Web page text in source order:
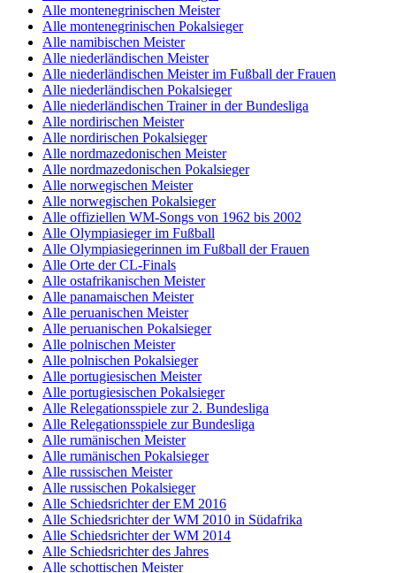
Alle montenegrinischen Meister
Alle montenegrinischen Pokalsieger
Alle namibischen Meister
Alle niederländischen Meister
Alle niederländischen Meister im Fußball der Frauen
Alle niederländischen Pokalsieger
Alle niederländischen Trainer in der Bundesliga
Alle nordirischen Meister
Alle nordirischen Pokalsieger
Alle nordmazedonischen Meister
Alle nordmazedonischen Pokalsieger
Alle norwegischen Meister
Alle norwegischen Pokalsieger
Alle offiziellen WM-Songs von 1962 bis 2002
Alle Olympiasieger im Fußball
Alle Olympiasiegerinnen im Fußball der Frauen
Alle Orte der CL-Finals
Alle ostafrikanischen Meister
Alle panamaischen Meister
Alle peruanischen Meister
Alle peruanischen Pokalsieger
Alle polnischen Meister
Alle polnischen Pokalsieger
Alle portugiesischen Meister
Alle portugiesischen Pokalsieger
Alle Relegationsspiele zur 2. Bundesliga
Alle Relegationsspiele zur Bundesliga
Alle rumänischen Meister
Alle rumänischen Pokalsieger
Alle russischen Meister
Alle russischen Pokalsieger
Alle Schiedsrichter der EM 2016
Alle Schiedsrichter der WM 2010 in Südafrika
Alle Schiedsrichter der WM 2014
Alle Schiedsrichter des Jahres
Alle schottischen Meister